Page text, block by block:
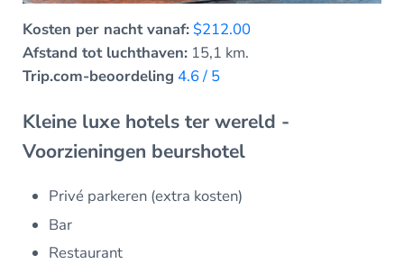
Kosten per nacht vanaf: $212.00
Afstand tot luchthaven:15,1 km.
Trip.com-beoordeling 4.6 / 5
Kleine luxe hotels ter wereld -
Voorzieningen beurshotel
Privé parkeren (extra kosten)
Bar
Restaurant